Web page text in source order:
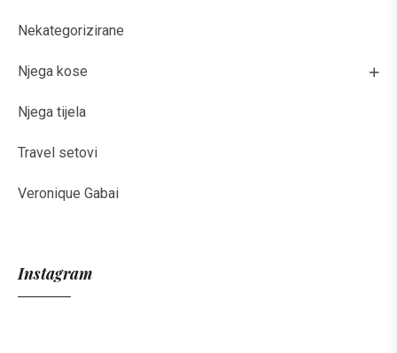
Nekategorizirane
Njega kose
Njega tijela
Travel setovi
Veronique Gabai
Instagram